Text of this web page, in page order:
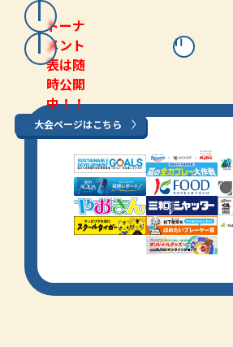
トーナ
メント
表は随
時公開
中！！
大会ページはこちら